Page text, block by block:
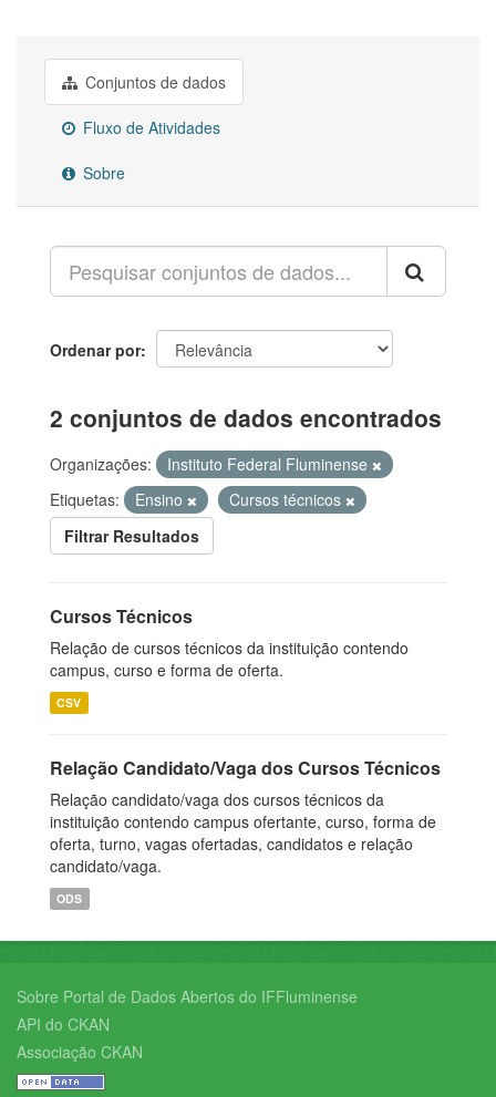
Conjuntos de dados
Fluxo de Atividades
Sobre
Ordenar por
2 conjuntos de dados encontrados
Organizações:
Instituto Federal Fluminense
Etiquetas:
Ensino
Cursos técnicos
Filtrar Resultados
Cursos Técnicos
Relação de cursos técnicos da instituição contendo
campus, curso e forma de oferta.
CSV
Relação Candidato/Vaga dos Cursos Técnicos
Relação candidato/vaga dos cursos técnicos da
instituição contendo campus ofertante, curso, forma de
oferta, turno, vagas ofertadas, candidatos e relação
candidato/vaga.
ODS
Sobre Portal de Dados Abertos do IFFluminense
API do CKAN
Associação CKAN